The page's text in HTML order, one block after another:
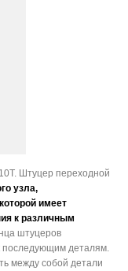
Штуцер переходной
узла,
имеет
к различным
штуцеров
последующим деталям.
между собой детали